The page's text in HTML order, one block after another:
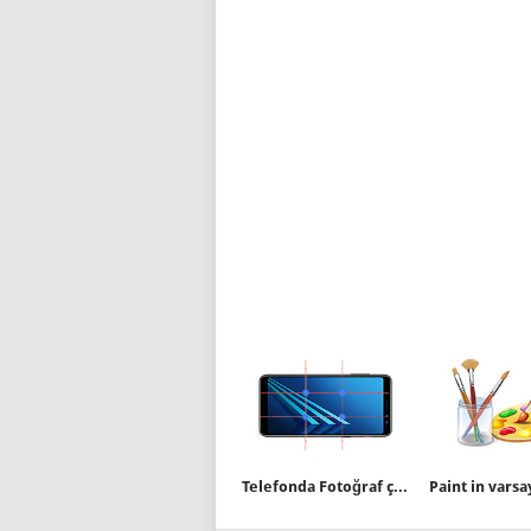
Telefonda Fotoğraf çekerken resmi tam ortalayalım